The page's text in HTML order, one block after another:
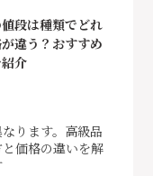
段は種類でどれ
違う？おすすめ
介
ります。高級品
価格の違いを解